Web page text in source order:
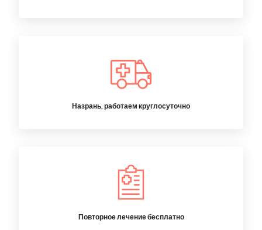
Назрань, работаем круглосуточно
Повторное лечение бесплатно